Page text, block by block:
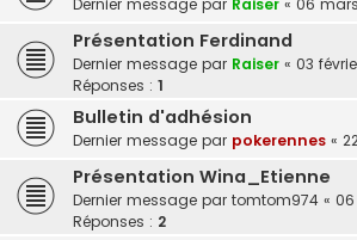
Dernier message par Raiser « 06
Présentation Ferdinand
Dernier message par Raiser « 03
Réponses : 1
Bulletin d'adhésion
Dernier message par pokerennes «
Présentation Wina_Etienne
Dernier message par tomtom974 « 06
Réponses : 2